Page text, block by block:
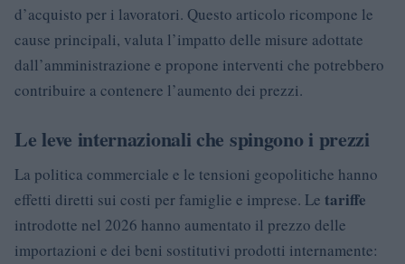
d’acquisto per i lavoratori. Questo articolo ricompone le
cause principali, valuta l’impatto delle misure adottate
dall’amministrazione e propone interventi che potrebbero
contribuire a contenere l’aumento dei prezzi.
Le leve internazionali che spingono i prezzi
La politica commerciale e le tensioni geopolitiche hanno
effetti diretti sui costi per famiglie e imprese. Le tariffe
introdotte nel 2026 hanno aumentato il prezzo delle
importazioni e dei beni sostitutivi prodotti internamente: